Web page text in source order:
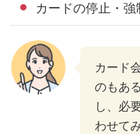
カードの停止・
カード
のもあ
し、必
わせて